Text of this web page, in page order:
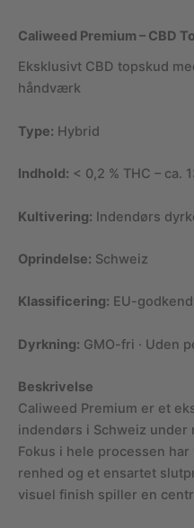
Caliweed Premium – CBD
Eksklusivt CBD topskud
håndværk
Type: Hybrid
Indhold: < 0,2 % THC – ca.
Kultivering: Indendørs
Oprindelse: Schweiz
Klassificering: EU-
Dyrkning: GMO-fri · Uden
Beskrivelse
Caliweed Premium er et
indendørs i Schweiz
Fokus i hele processen
renhed og et ensartet
visuel finish spiller en